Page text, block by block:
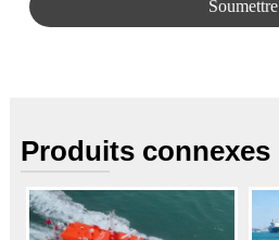
Soumettre
Produits connexes